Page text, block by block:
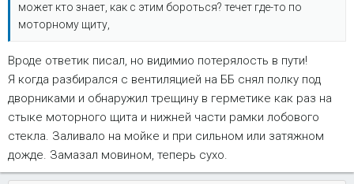
может кто знает, как с этим бороться? течет где-то по
моторному щиту,
Вроде ответик писал, но видимио потерялость в пути!
Я когда разбирался с вентиляцией на ББ снял полку под
дворниками и обнаружил трещину в герметике как раз на
стыке моторного щита и нижней части рамки лобового
стекла. Заливало на мойке и при сильном или затяжном
дожде. Замазал мовином, теперь сухо.